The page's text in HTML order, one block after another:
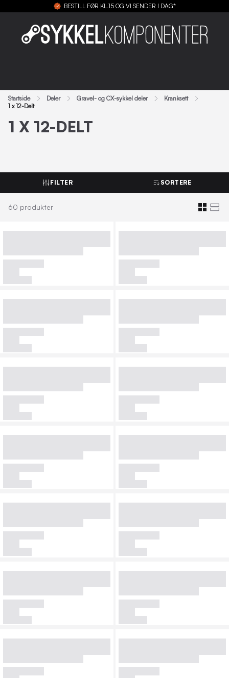
BESTILL FØR KL.15 OG VI SENDER I DAG*
Startside Deler Gravel- og CX-sykkel deler
Kranksett
1 x 12-Delt
1 X 12-DELT
FILTER SORTERE
60 produkter